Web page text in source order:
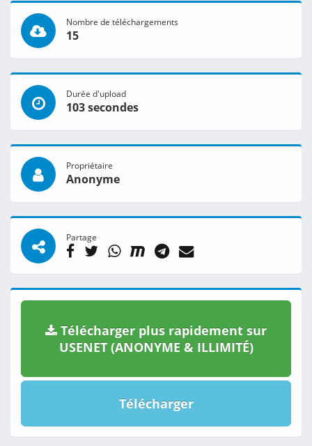
Nombre de téléchargements
15
Durée d'upload
103 secondes
Propriétaire
Anonyme
Partage
Télécharger plus rapidement sur
USENET (ANONYME & ILLIMITÉ)
Télécharger